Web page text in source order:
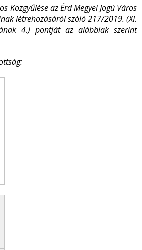
Közgyűlése az Érd Megyei Jogú Város
létrehozásáról szóló 217/2019. (XI.
4.) pontját az alábbiak szerint